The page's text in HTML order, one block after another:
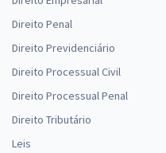
Direito Penal
Direito Previdenciário
Direito Processual Civil
Direito Processual Penal
Direito Tributário
Leis